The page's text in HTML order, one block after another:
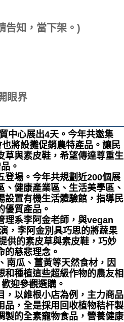
告知，當下架。)
眼界
中心展出4天。今年共邀集
將設攤促銷農特產品。讓民
草與素皮鞋，希望傳達尊重生
。
登場。今年共規劃近200個展
健康產業區、生活美學區、
設置有機生活體驗館，指導民
優質產品。
理系李阿金老師，與vegan
，李阿金別具巧思的將蔬果
供的素皮草與素皮鞋，巧妙
的慈悲理念。
瓜、薑黃等天然食材，因
種植這些超級作物的農友相
迎參觀選購。
，以維根小店為例，主力商品
品，全是採用回收植物秸杆製
製的全素寵物食品，營養健康